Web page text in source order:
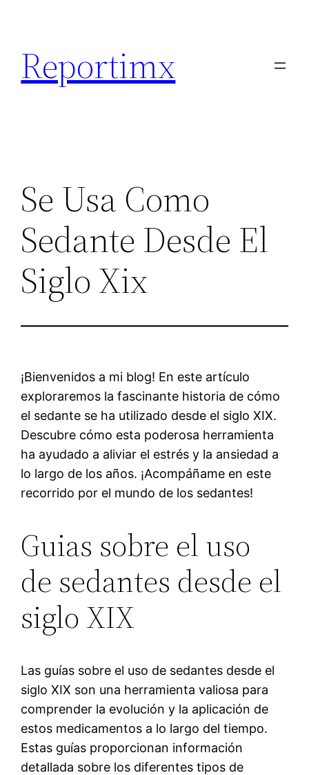
contenido
Reportimx
Se Usa Como
Sedante Desde El
Siglo Xix
¡Bienvenidos a mi blog! En este artículo
exploraremos la fascinante historia de cómo
el sedante se ha utilizado desde el siglo XIX.
Descubre cómo esta poderosa herramienta
ha ayudado a aliviar el estrés y la ansiedad a
lo largo de los años. ¡Acompáñame en este
recorrido por el mundo de los sedantes!
Guias sobre el uso
de sedantes desde el
siglo XIX
Las guías sobre el uso de sedantes desde el
siglo XIX son una herramienta valiosa para
comprender la evolución y la aplicación de
estos medicamentos a lo largo del tiempo.
Estas guías proporcionan información
detallada sobre los diferentes tipos de